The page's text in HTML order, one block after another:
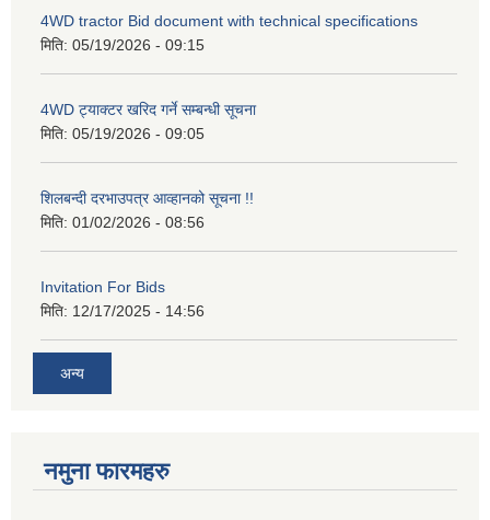
4WD tractor Bid document with technical specifications
मिति: 05/19/2026 - 09:15
4WD ट्याक्टर खरिद गर्ने सम्बन्धी सूचना
मिति: 05/19/2026 - 09:05
शिलबन्दी दरभाउपत्र आव्हानको सूचना !!
मिति: 01/02/2026 - 08:56
Invitation For Bids
मिति: 12/17/2025 - 14:56
अन्य
नमुना फारमहरु